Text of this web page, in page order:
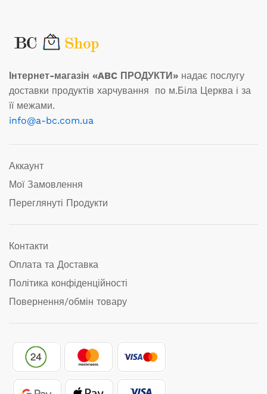
Інтернет-магазін «ABC ПРОДУКТИ» надає послугу
доставки продуктів харчування по м.Біла Церква і за
її межами.
info@a-bc.com.ua
Аккаунт
Мої Замовлення
Переглянуті Продукти
Контакти
Оплата та Доставка
Політика конфіденційності
Повернення/обмін товару